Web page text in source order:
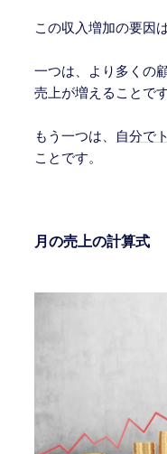
この収入増加の要因
一つは、より多くの
売上が増えることです
もう一つは、
自分で
ことです。
月の売上の計算式